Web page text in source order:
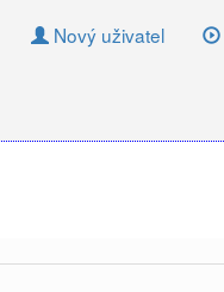
Nový uživatel